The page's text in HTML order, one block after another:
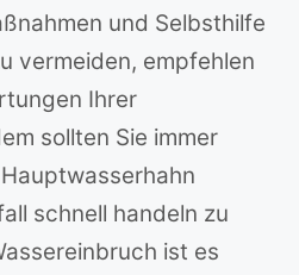
und Selbsthilfe
vermeiden, empfehlen
Ihrer
sollten Sie immer
schnell handeln zu
ist es